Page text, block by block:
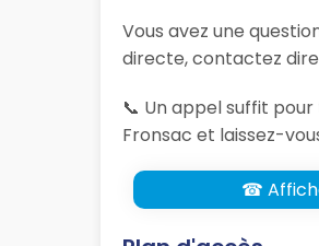
Vous avez une
directe, contactez
📞 Un appel suffit
Fronsac et laissez-
☎